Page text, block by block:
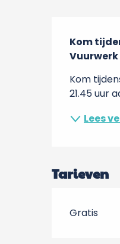
Kom
Vuurwerk
Kom
21.45 uur
Lees
Tarieven
Gratis